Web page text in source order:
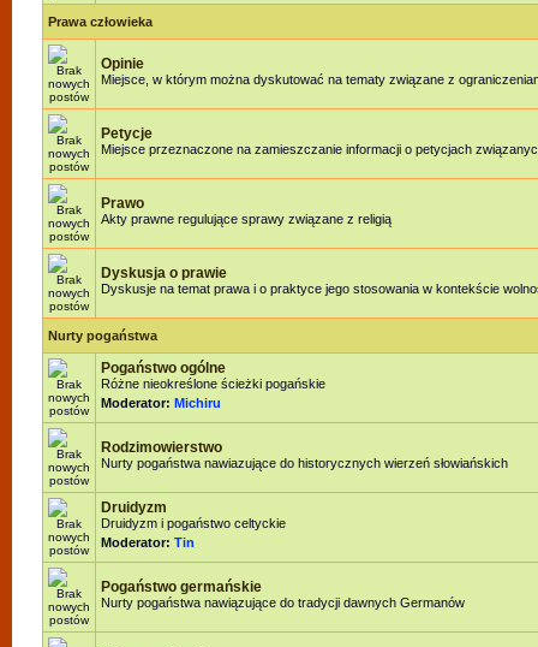
Prawa człowieka
Opinie
Miejsce, w którym można dyskutować na tematy związane z
Petycje
Miejsce przeznaczone na zamieszczanie informacji o petycjach
Prawo
Akty prawne regulujące sprawy związane z religią
Dyskusja o prawie
Dyskusje na temat prawa i o praktyce jego stosowania w kontekście
Nurty pogaństwa
Pogaństwo ogólne
Różne nieokreślone ścieżki pogańskie
Moderator: Michiru
Rodzimowierstwo
Nurty pogaństwa nawiazujące do historycznych wierzeń słowiańskich
Druidyzm
Druidyzm i pogaństwo celtyckie
Moderator: Tin
Pogaństwo germańskie
Nurty pogaństwa nawiązujące do tradycji dawnych Germanów